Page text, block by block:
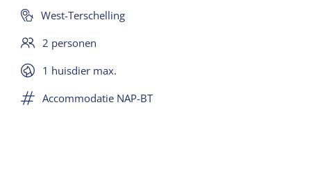
West-Terschelling
2 personen
1 huisdier max.
Accommodatie NAP-BT